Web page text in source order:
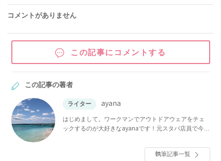
コメントがありません
この記事にコメントする
この記事の著者
ライター ayana
はじめまして。ワークマンでアウトドアウェアをチェ
ックするのが大好きなayanaです！元スタバ店員で今で
ています。インスタチェックが趣味で、100均や収納の
情報は欠かさずチェックしているので、くらしに役立
執筆記事一覧